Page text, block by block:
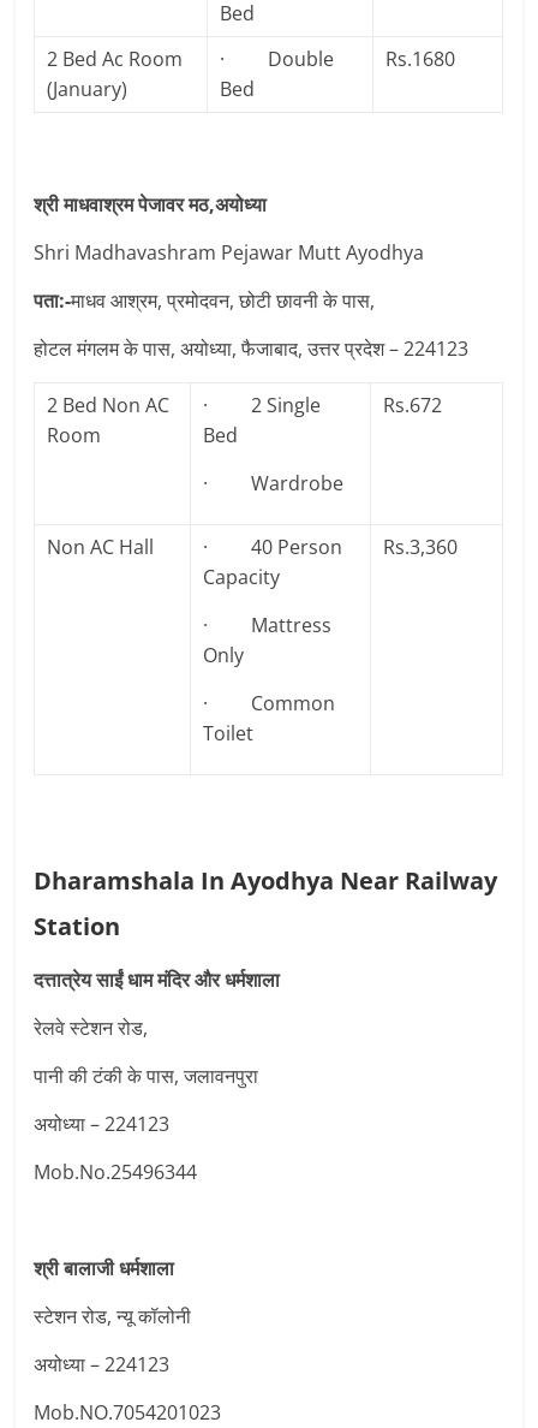
Bed
2 Bed Ac Room
(January)
· Double
Bed
Rs.1680
श्री माधवाश्रम पेजावर मठ,अयोध्या
Shri Madhavashram Pejawar Mutt Ayodhya
पता:-माधव आश्रम, प्रमोदवन, छोटी छावनी के पास,
होटल मंगलम के पास, अयोध्या, फैजाबाद, उत्तर प्रदेश – 224123
2 Bed Non AC
Room
· 2 Single
Bed
· Wardrobe
Rs.672
Non AC Hall
· 40 Person
Capacity
· Mattress
Only
· Common
Toilet
Rs.3,360
Dharamshala In Ayodhya Near Railway
Station
दत्तात्रेय साईं धाम मंदिर और धर्मशाला
रेलवे स्टेशन रोड,
पानी की टंकी के पास, जलावनपुरा
अयोध्या – 224123
Mob.No.25496344
श्री बालाजी धर्मशाला
स्टेशन रोड, न्यू कॉलोनी
अयोध्या – 224123
Mob.NO.7054201023